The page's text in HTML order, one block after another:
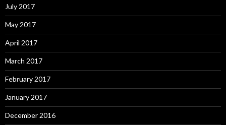
July 2017
May 2017
April 2017
March 2017
February 2017
January 2017
December 2016